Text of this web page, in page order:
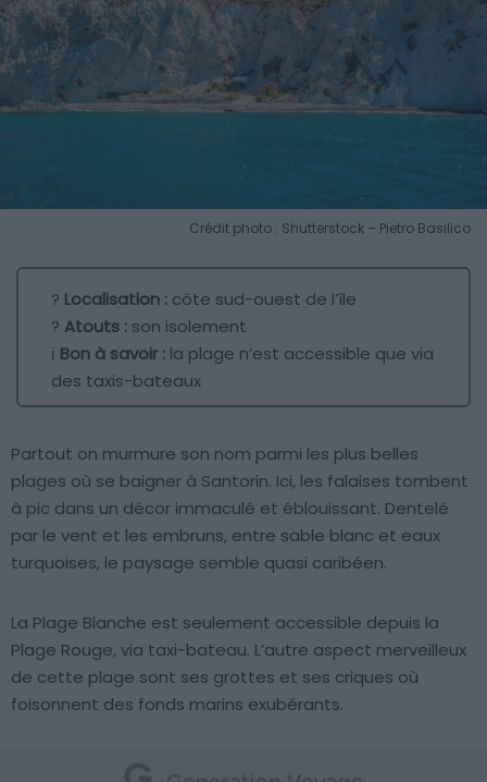
Crédit photo : Shutterstock – Pietro Basilico
? Localisation : côte sud-ouest de l’île
? Atouts : son isolement
ℹ️ Bon à savoir : la plage n’est accessible que via
des taxis-bateaux
Partout on murmure son nom parmi les plus belles
plages où se baigner à Santorin. Ici, les falaises tombent
à pic dans un décor immaculé et éblouissant. Dentelé
par le vent et les embruns, entre sable blanc et eaux
turquoises, le paysage semble quasi caribéen.
La Plage Blanche est seulement accessible depuis la
Plage Rouge, via taxi-bateau. L’autre aspect merveilleux
de cette plage sont ses grottes et ses criques où
foisonnent des fonds marins exubérants.